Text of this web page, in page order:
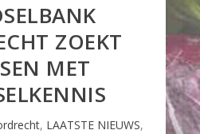
ZOEKT
MET
, LAATSTE NIEUWS,